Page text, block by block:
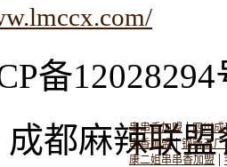
串串香加盟 |四川成
串香加盟|钢管五厂
康二姐串串香加盟|
备12028294
都麻辣联